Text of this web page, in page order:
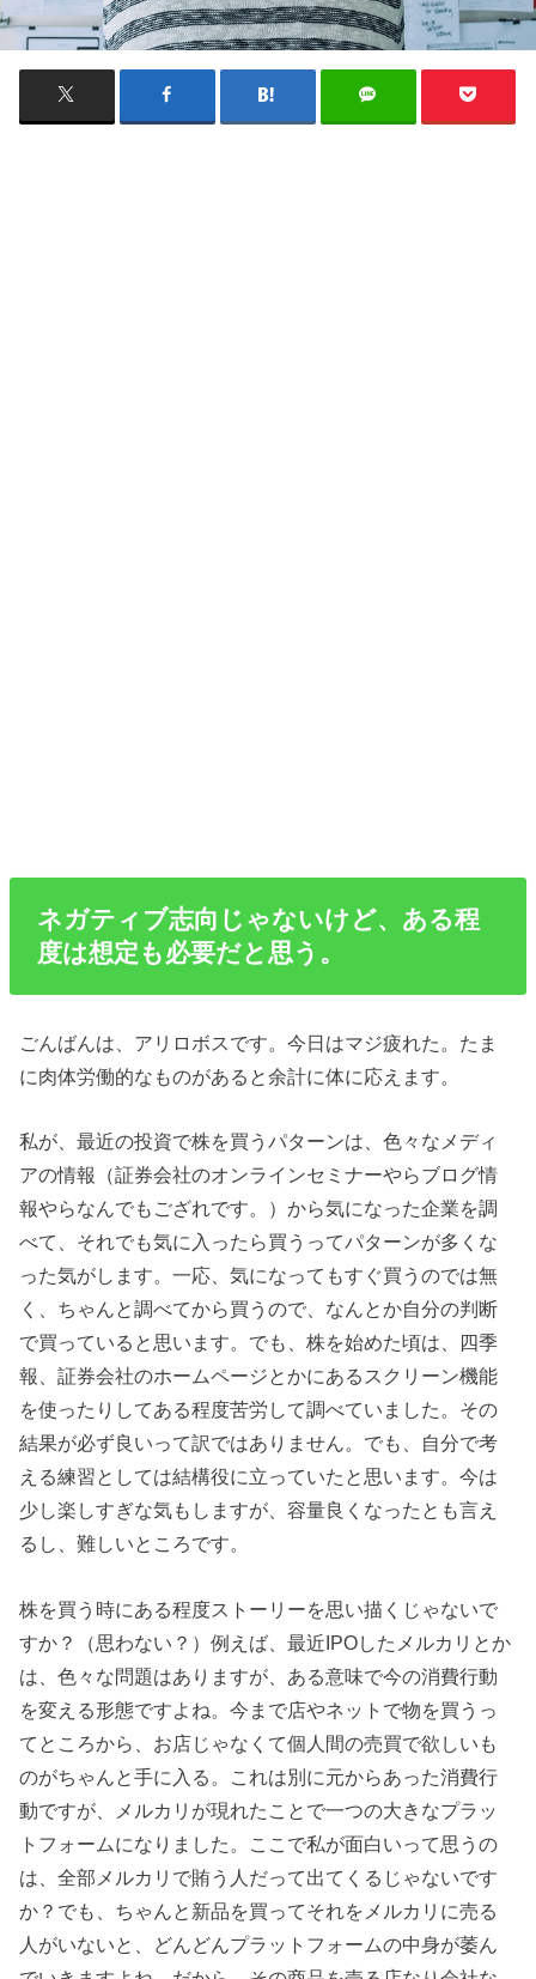
ネガティブ志向じゃないけど、ある程
度は想定も必要だと思う。
ごんばんは、アリロボスです。今日はマジ疲れた。たま
に肉体労働的なものがあると余計に体に応えます。
私が、最近の投資で株を買うパターンは、色々なメディ
アの情報（証券会社のオンラインセミナーやらブログ情
報やらなんでもござれです。）から気になった企業を調
べて、それでも気に入ったら買うってパターンが多くな
った気がします。一応、気になってもすぐ買うのでは無
く、ちゃんと調べてから買うので、なんとか自分の判断
で買っていると思います。でも、株を始めた頃は、四季
報、証券会社のホームページとかにあるスクリーン機能
を使ったりしてある程度苦労して調べていました。その
結果が必ず良いって訳ではありません。でも、自分で考
える練習としては結構役に立っていたと思います。今は
少し楽しすぎな気もしますが、容量良くなったとも言え
るし、難しいところです。
株を買う時にある程度ストーリーを思い描くじゃないで
すか？（思わない？）例えば、最近IPOしたメルカリとか
は、色々な問題はありますが、ある意味で今の消費行動
を変える形態ですよね。今まで店やネットで物を買うっ
てところから、お店じゃなくて個人間の売買で欲しいも
のがちゃんと手に入る。これは別に元からあった消費行
動ですが、メルカリが現れたことで一つの大きなプラッ
トフォームになりました。ここで私が面白いって思うの
は、全部メルカリで賄う人だって出てくるじゃないです
か？でも、ちゃんと新品を買ってそれをメルカリに売る
人がいないと、どんどんプラットフォームの中身が萎ん